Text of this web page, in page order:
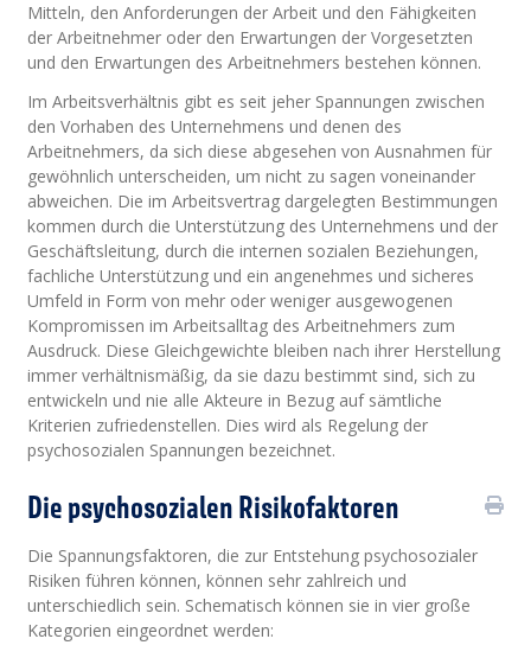
Mitteln, den Anforderungen der Arbeit und den Fähigkeiten
der Arbeitnehmer oder den Erwartungen der Vorgesetzten
und den Erwartungen des Arbeitnehmers bestehen können.
Im Arbeitsverhältnis gibt es seit jeher Spannungen zwischen
den Vorhaben des Unternehmens und denen des
Arbeitnehmers, da sich diese abgesehen von Ausnahmen für
gewöhnlich unterscheiden, um nicht zu sagen voneinander
abweichen. Die im Arbeitsvertrag dargelegten Bestimmungen
kommen durch die Unterstützung des Unternehmens und der
Geschäftsleitung, durch die internen sozialen Beziehungen,
fachliche Unterstützung und ein angenehmes und sicheres
Umfeld in Form von mehr oder weniger ausgewogenen
Kompromissen im Arbeitsalltag des Arbeitnehmers zum
Ausdruck. Diese Gleichgewichte bleiben nach ihrer Herstellung
immer verhältnismäßig, da sie dazu bestimmt sind, sich zu
entwickeln und nie alle Akteure in Bezug auf sämtliche
Kriterien zufriedenstellen. Dies wird als Regelung der
psychosozialen Spannungen bezeichnet.
Die psychosozialen Risikofaktoren
Die Spannungsfaktoren, die zur Entstehung psychosozialer
Risiken führen können, können sehr zahlreich und
unterschiedlich sein. Schematisch können sie in vier große
Kategorien eingeordnet werden: